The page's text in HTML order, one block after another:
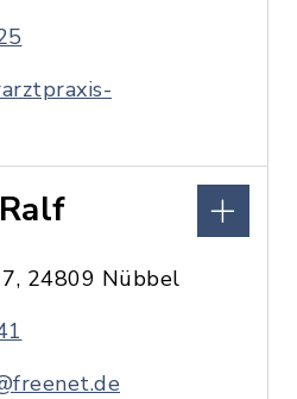
24809 Nübbel